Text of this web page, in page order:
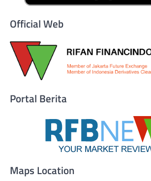
Official Web
Portal Berita
Maps Location